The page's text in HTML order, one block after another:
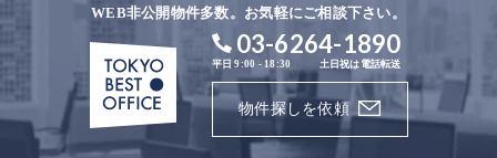
WEB非公開物件多数。お気軽にご相談下さい。
03-6264-1890
平日 9:00 - 18:30 土日祝は電話転送
物件探しを依頼